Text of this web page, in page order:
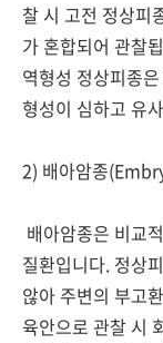
찰 시 고전 정상피
가 혼합되어 관찰
역형성 정상피종
형성이 심하고 유
2) 배아암종
배아암종은 비교
질환입니다. 정상
않아 주변의 부고
육안으로 관찰 시